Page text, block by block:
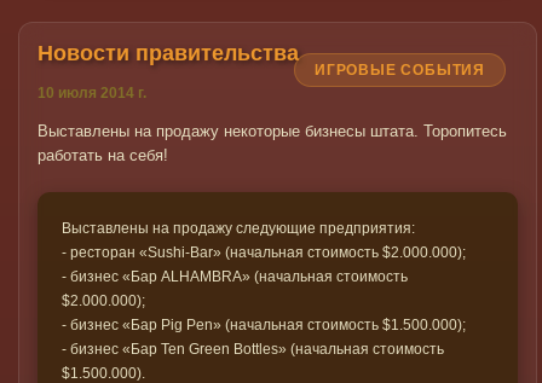
ИГРОВЫЕ СОБЫТИЯ
Новости правительства
10 июля 2014 г.
Выставлены на продажу некоторые бизнесы штата. Торопитесь
работать на себя!
Выставлены на продажу следующие предприятия:
- ресторан «Sushi-Bar» (начальная стоимость $2.000.000);
- бизнес «Бар ALHAMBRA» (начальная стоимость
$2.000.000);
- бизнес «Бар Pig Pen» (начальная стоимость $1.500.000);
- бизнес «Бар Ten Green Bottles» (начальная стоимость
$1.500.000).